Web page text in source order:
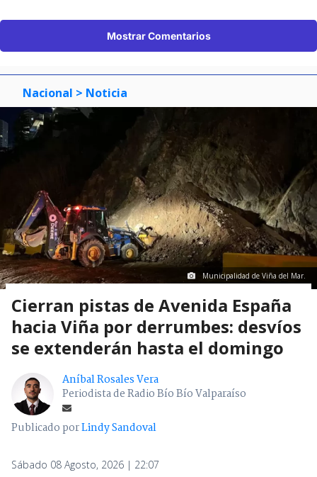
Mostrar Comentarios
Nacional > Noticia
Municipalidad de Viña del Mar.
Cierran pistas de Avenida España
hacia Viña por derrumbes: desvíos
se extenderán hasta el domingo
Aníbal Rosales Vera
Periodista de Radio Bío Bío Valparaíso
Publicado porLindy Sandoval
Sábado 08 Agosto, 2026 | 22:07